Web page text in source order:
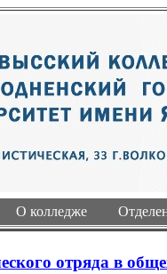
О колледже
отряда в